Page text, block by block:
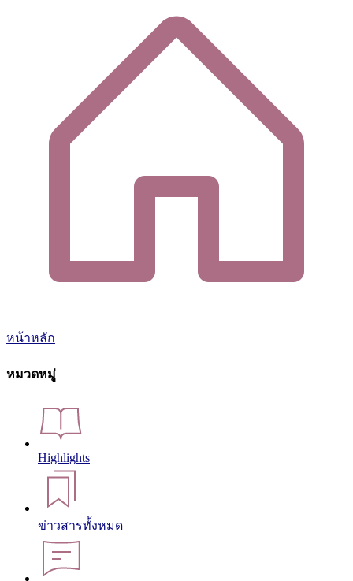
หน้าหลัก
หมวดหมู่
Highlights
ข่าวสารทั้งหมด